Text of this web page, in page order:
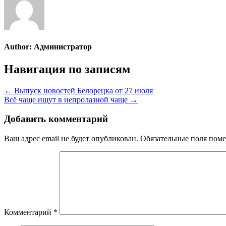
Author: Администратор
Навигация по записям
← Выпуск новостей Белорецка от 27 июля
Всё чаще ищут в непролазной чаще →
Добавить комментарий
Ваш адрес email не будет опубликован. Обязательные поля
Комментарий *